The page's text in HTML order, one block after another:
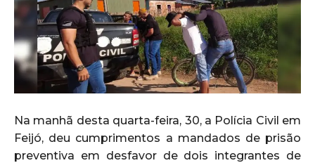
Na manhã desta quarta-feira, 30, a Polícia Civil em
Feijó, deu cumprimentos a mandados de prisão
preventiva em desfavor de dois integrantes de